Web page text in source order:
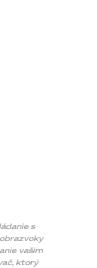
s
vašim
ktorý